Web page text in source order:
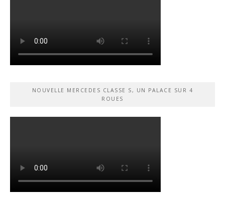
NOUVELLE MERCEDES CLASSE S, UN PALACE SUR 4
ROUES